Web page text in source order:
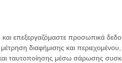
επεξεργαζόμαστε προσωπικά
διαφήμισης και
ταυτοποίησης μέσω σάρωσης